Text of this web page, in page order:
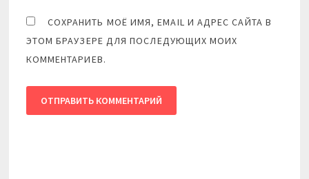
СОХРАНИТЬ МОЁ ИМЯ, EMAIL И АДРЕС САЙТА В
ЭТОМ БРАУЗЕРЕ ДЛЯ ПОСЛЕДУЮЩИХ МОИХ
КОММЕНТАРИЕВ.